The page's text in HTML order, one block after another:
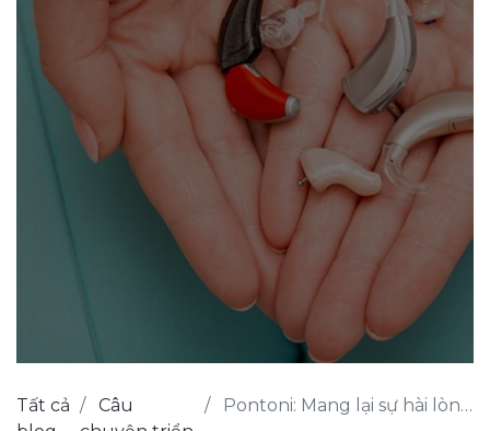
Tất cả
Câu
Pontoni: Mang lại sự hài lòng của bệnh nhân với Odoo